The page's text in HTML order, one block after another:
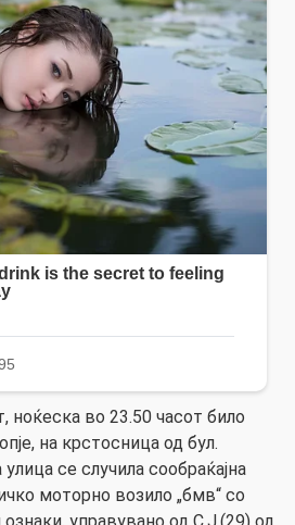
ноќеска вo 23.50 часот било
на крстосница од бул.
се случила сообраќајна
моторно возило „бмв“ со